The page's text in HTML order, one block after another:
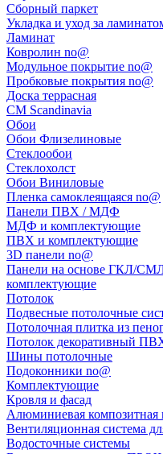
Сборный паркет
Укладка и уход за
Ламинат
Ковролин no@
Модульное покрытие no@
Пробковые покрытия no@
Доска террасная
CM Scandinavia
Обои
Обои Флизелиновые
Стеклообои
Стеклохолст
Обои Виниловые
Пленка самоклеящаяся no@
Панели ПВХ / МДФ
МДФ и комплектующие
ПВХ и комплектующие
3D панели no@
Панели на основе ГКЛ/
комплектующие
Потолок
Подвесные потолочные
Потолочная плитка из
Потолок декоративный
Шины потолочные
Подоконники no@
Комплектующие
Кровля и фасад
Алюминиевая композитная
Вентиляционная система
Водосточные системы